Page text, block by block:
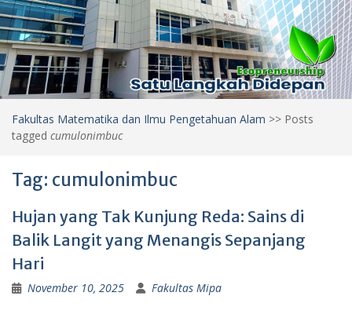
Fakultas Matematika dan Ilmu Pengetahuan Alam >> Posts
tagged cumulonimbuc
Tag: cumulonimbuc
Hujan yang Tak Kunjung Reda: Sains di
Balik Langit yang Menangis Sepanjang
Hari
November 10, 2025 Fakultas Mipa